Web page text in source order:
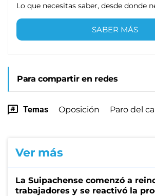
Lo que necesitas saber, desde donde
SABER MÁS
Para compartir en redes
Temas Oposición Paro del
Ver más
La Suipachense comenzó a
trabajadores y se reactivó la